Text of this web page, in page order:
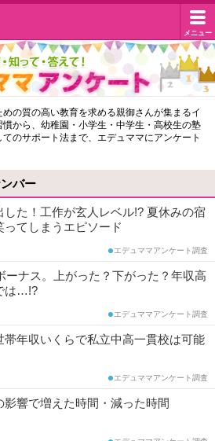
メニュー
の質の高い教育を求める親御さんが集まるイ
から、幼稚園・小学生・中学生・高校生の塾
のサポート法まで、エデュママにアンケート
バー
した！工作が玄人レベル!? 夏休みの宿
ってしまうエピソード
エデュママアンケート調査
ーナス。上がった？下がった？年収高
は…!?
エデュママアンケート調査
帯年収いくらで私立中高一貫校は可能
エデュママアンケート調査
影響で増えた時間・減った時間